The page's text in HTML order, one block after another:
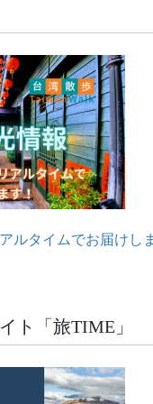
ルタイムでお届けし
ト「旅TIME」